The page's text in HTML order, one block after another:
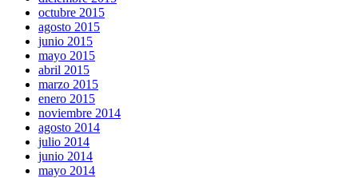
octubre 2015
agosto 2015
junio 2015
mayo 2015
abril 2015
marzo 2015
enero 2015
noviembre 2014
agosto 2014
julio 2014
junio 2014
mayo 2014